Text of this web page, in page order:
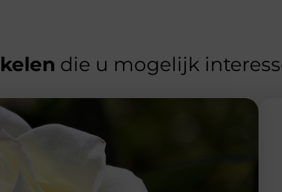
die u mogelijk